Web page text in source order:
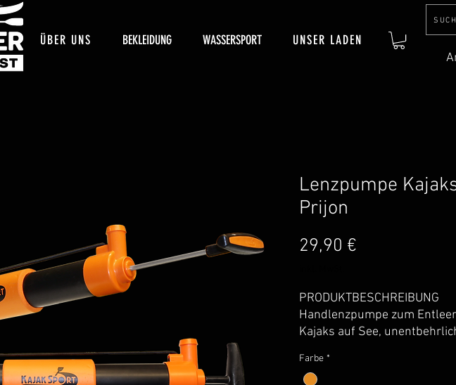
ÜBER UNS BEKLEIDUNG WASSERSPORT UNSER LADEN
Lenzpumpe
Prijon
29,90 €
PRODUKTBESCHREIBUNG
Handlenzpumpe zum
Kajaks auf See,
Farbe *